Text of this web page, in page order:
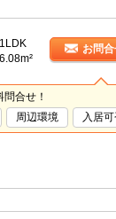
1LDK
お問合
合せ！
周辺環境 入居